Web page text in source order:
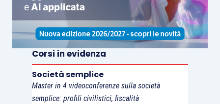
Corsi in evidenza
Società semplice
Master in 4 videoconferenze sulla società
semplice: profili civilistici, fiscalità